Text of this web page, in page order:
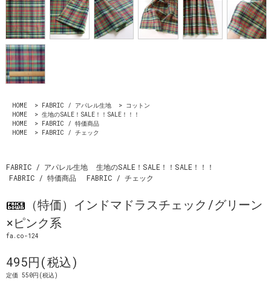
HOME > FABRIC / アパレル生地 > コットン
HOME
> 生地のSALE！SALE！！SALE！！！
HOME
> FABRIC / 特価商品
HOME
> FABRIC / チェック
FABRIC / アパレル生地
生地のSALE！SALE！！SALE！！！
FABRIC / 特価商品
FABRIC / チェック
（特価）インドマドラスチェック/グリーン
×ピンク系
fa.co-124
495円(税込)
定価 550円(税込)